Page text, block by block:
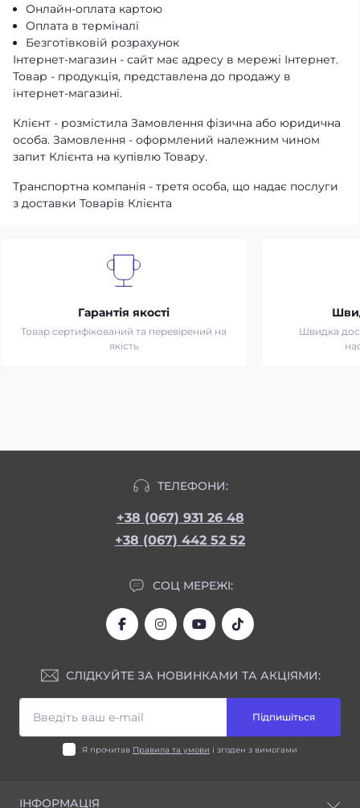
Онлайн-оплата картою
Оплата в терміналі
Безготівковій розрахунок
Інтернет-магазин - сайт має адресу в мережі Інтернет.
Товар - продукція, представлена ​​до продажу в
інтернет-магазині.
Клієнт - розмістила Замовлення фізична або юридична
особа. Замовлення - оформлений належним чином
запит Клієнта на купівлю Товару.
Транспортна компанія - третя особа, що надає послуги
з доставки Товарів Клієнта
Гарантія якості
Товар сертифікований та перевірений на
якість
Швидка
ТЕЛЕФОНИ:
+38 (067) 931 26 48
+38 (067) 442 52 52
СОЦ МЕРЕЖІ:
СЛІДКУЙТЕ ЗА НОВИНКАМИ ТА АКЦІЯМИ:
Підпишіться
Я прочитав Правила та умови і згоден з вимогами
ІНФОРМАЦІЯ